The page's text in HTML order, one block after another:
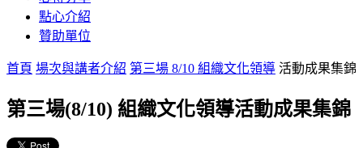
點心介紹
贊助單位
首頁 場次與講者介紹 第三場 8/10 組織文化領導 活動成果集錦
第三場(8/10) 組織文化領導活動成果集錦